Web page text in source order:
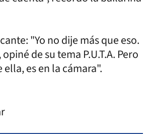
"Yo no dije más que eso.
opiné de su tema P.U.T.A. Pero
es en la cámara".